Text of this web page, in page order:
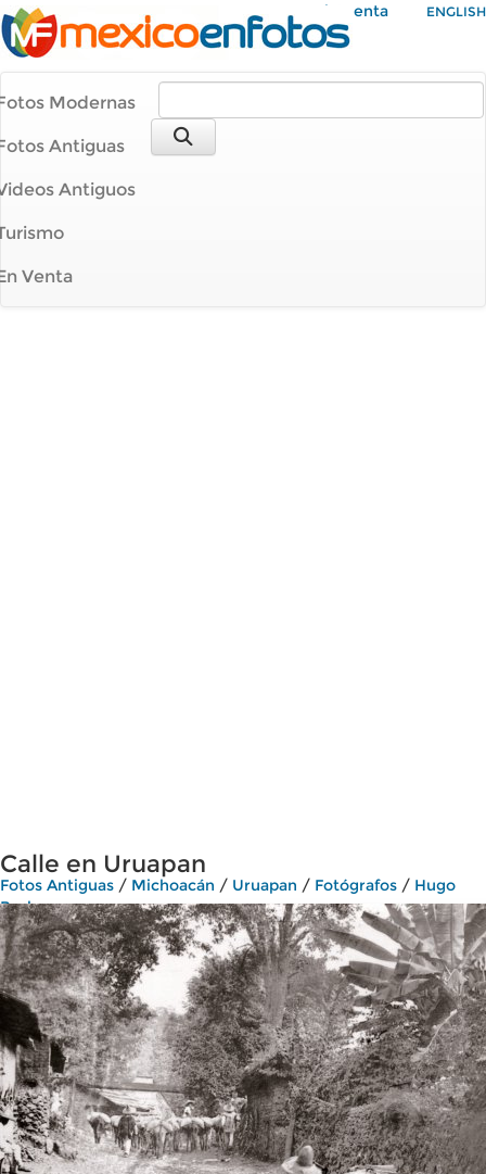
Mi Cuenta ENGLISH
Modernas
Antiguas
Antiguos
Venta
Calle en Uruapan
Fotos Antiguas / Michoacán / Uruapan / Fotógrafos / Hugo
Brehme